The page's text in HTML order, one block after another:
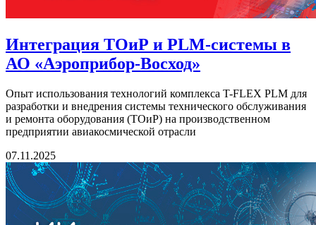
Интеграция ТОиР и PLM-системы в
АО «Аэроприбор-Восход»
Опыт использования технологий комплекса T-FLEX PLM для
разработки и внедрения системы технического обслуживания
и ремонта оборудования (ТОиР) на производственном
предприятии авиакосмической отрасли
07.11.2025